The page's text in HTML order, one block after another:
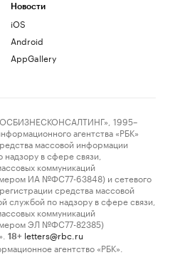
Новости
iOS
Android
AppGallery
1995–
агентства «РБК»
массовой информации
в сфере связи,
коммуникаций
ИА №ФС77-63848) и сетевого
средства массовой
службой по надзору в сфере связи,
коммуникаций
ЭЛ №ФС77-82385)
18+ letters@rbc.ru
агентство «РБК».